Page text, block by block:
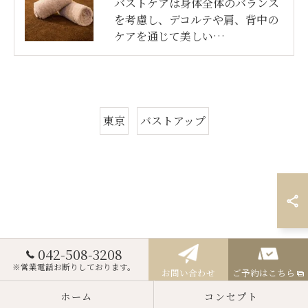
を考慮し、デコルテや肩、背中の
ケアを通じて美しい…
東京 バストアップ
042-508-3208
※営業電話お断りしております。 お問い合わせ ご予約はこちら
ホーム コンセプト